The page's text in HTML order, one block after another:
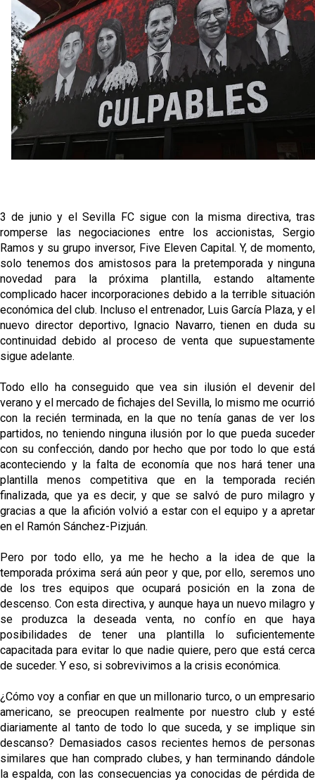
El Sevilla mueve ficha por Robbie Ure: la opción 'A'
para el ataque nervionense
Crónica Pretemporada | Real Madrid 2-4 Sevilla FC
Femenino
La revolución de José Ignacio Navarro en el Sevilla
FC
Análisis | El Sevilla FC cierra una pretemporada de
3 de junio y el Sevilla FC sigue con la misma directiva, tras
romperse las negociaciones entre los accionistas, Sergio
Ramos y su grupo inversor, Five Eleven Capital. Y, de momento,
solo tenemos dos amistosos para la pretemporada y ninguna
novedad para la próxima plantilla, estando altamente
complicado hacer incorporaciones debido a la terrible situación
económica del club. Incluso el entrenador, Luis García Plaza, y el
nuevo director deportivo, Ignacio Navarro, tienen en duda su
continuidad debido al proceso de venta que supuestamente
sigue adelante.
Todo ello ha conseguido que vea sin ilusión el devenir del
verano y el mercado de fichajes del Sevilla, lo mismo me ocurrió
con la recién terminada, en la que no tenía ganas de ver los
partidos, no teniendo ninguna ilusión por lo que pueda suceder
con su confección, dando por hecho que por todo lo que está
aconteciendo y la falta de economía que nos hará tener una
plantilla menos competitiva que en la temporada recién
finalizada, que ya es decir, y que se salvó de puro milagro y
gracias a que la afición volvió a estar con el equipo y a apretar
en el Ramón Sánchez-Pizjuán.
Pero por todo ello, ya me he hecho a la idea de que la
temporada próxima será aún peor y que, por ello, seremos uno
de los tres equipos que ocupará posición en la zona de
descenso. Con esta directiva, y aunque haya un nuevo milagro y
se produzca la deseada venta, no confío en que haya
posibilidades de tener una plantilla lo suficientemente
capacitada para evitar lo que nadie quiere, pero que está cerca
de suceder. Y eso, si sobrevivimos a la crisis económica.
¿Cómo voy a confiar en que un millonario turco, o un empresario
americano, se preocupen realmente por nuestro club y esté
diariamente al tanto de todo lo que suceda, y se implique sin
descanso? Demasiados casos recientes hemos de personas
similares que han comprado clubes, y han terminando dándole
la espalda, con las consecuencias ya conocidas de pérdida de